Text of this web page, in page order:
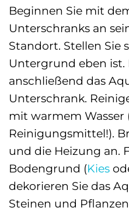
Beginnen Sie mit
Unterschranks an
Standort. Stellen Sie
Untergrund eben ist.
anschließend das
Unterschrank.
mit warmem Wasser
Reinigungsmittel!).
und die Heizung an.
Bodengrund (Kies
dekorieren Sie das
Steinen und